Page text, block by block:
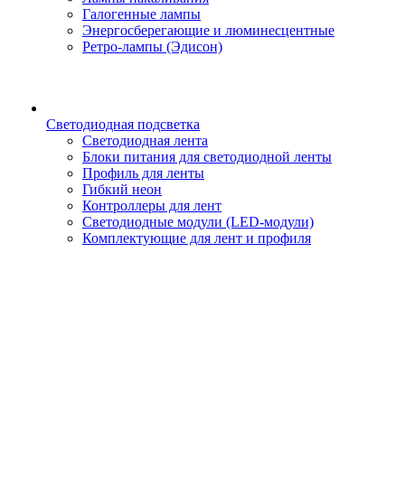
Галогенные лампы
Энергосберегающие и люминесцентные
Ретро-лампы (Эдисон)
Светодиодная подсветка
Светодиодная лента
Блоки питания для светодиодной ленты
Профиль для ленты
Гибкий неон
Контроллеры для лент
Светодиодные модули (LED-модули)
Комплектующие для лент и профиля